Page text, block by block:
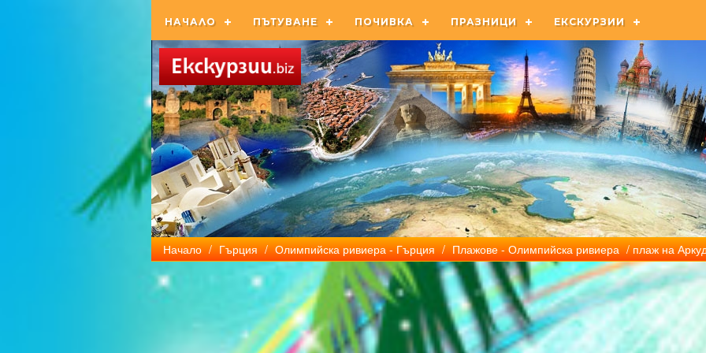
НАЧАЛО ПЪТУВАНЕ ПОЧИВКА ПРАЗНИЦИ ЕКСКУРЗИИ
Начало / Гърция / Олимпийска ривиера - Гърция / Плажове - Олимпийска ривиера / плаж на